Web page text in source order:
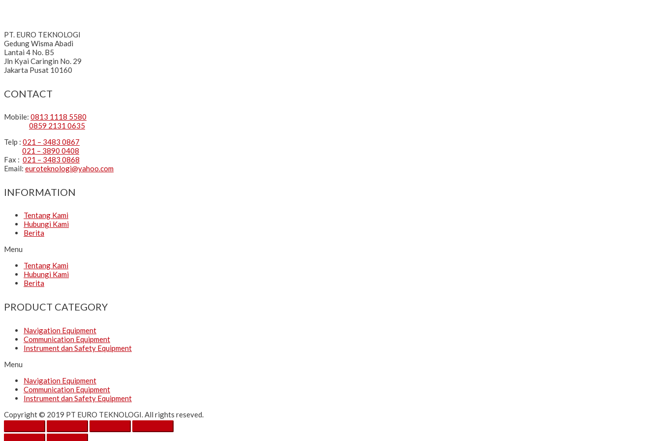
PT. EURO TEKNOLOGI
Gedung Wisma Abadi
Lantai 4 No. B5
Jln Kyai Caringin No. 29
Jakarta Pusat 10160
CONTACT
Mobile: 0813 1118 5580
0859 2131 0635
Telp : 021 – 3483 0867
021 – 3890 0408
Fax : 021 – 3483 0868
Email: euroteknologi@yahoo.com
INFORMATION
Tentang Kami
Hubungi Kami
Berita
Menu
Tentang Kami
Hubungi Kami
Berita
PRODUCT CATEGORY
Navigation Equipment
Communication Equipment
Instrument dan Safety Equipment
Menu
Navigation Equipment
Communication Equipment
Instrument dan Safety Equipment
Copyright © 2019 PT EURO TEKNOLOGI. All rights reseved.